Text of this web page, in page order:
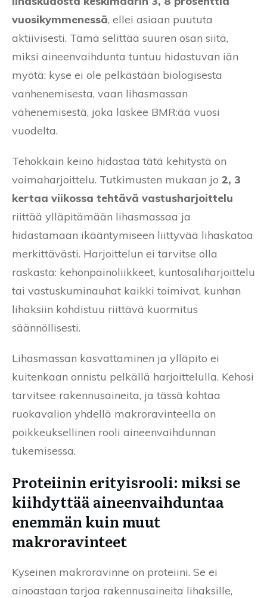
vuosikymmenessä, ellei asiaan puututa
aktiivisesti. Tämä selittää suuren osan siitä,
miksi aineenvaihdunta tuntuu hidastuvan iän
myötä: kyse ei ole pelkästään biologisesta
vanhenemisesta, vaan lihasmassan
vähenemisestä, joka laskee BMR:ää vuosi
vuodelta.
Tehokkain keino hidastaa tätä kehitystä on
voimaharjoittelu. Tutkimusten mukaan jo 2, 3
kertaa viikossa tehtävä vastusharjoittelu
riittää ylläpitämään lihasmassaa ja
hidastamaan ikääntymiseen liittyvää lihaskatoa
merkittävästi. Harjoittelun ei tarvitse olla
raskasta: kehonpainoliikkeet, kuntosaliharjoittelu
tai vastuskuminauhat kaikki toimivat, kunhan
lihaksiin kohdistuu riittävä kuormitus
säännöllisesti.
Lihasmassan kasvattaminen ja ylläpito ei
kuitenkaan onnistu pelkällä harjoittelulla. Kehosi
tarvitsee rakennusaineita, ja tässä kohtaa
ruokavalion yhdellä makroravinteella on
poikkeuksellinen rooli aineenvaihdunnan
tukemisessa.
Proteiinin erityisrooli: miksi se
kiihdyttää aineenvaihduntaa
enemmän kuin muut
makroravinteet
Kyseinen makroravinne on proteiini. Se ei
ainoastaan tarjoa rakennusaineita lihaksille,